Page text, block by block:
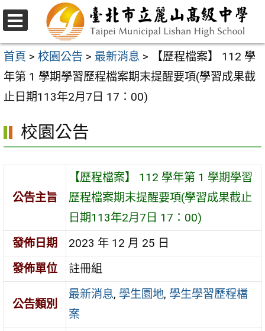
跳
至
主
要
內
區
選
單
首頁 > 校園公告 > 最新消息 >
【歷程檔案】 112 學
年第 1 學期學習歷程檔案期末提醒要項(學習成果截
止日期113年2月7日 17：00)
校園公告
公告主旨
【歷程檔案】 112 學年第 1 學期學習
歷程檔案期末提醒要項(學習成果截止
日期113年2月7日 17：00)
發佈日期
2023 年 12 月 25 日
發佈單位
註冊組
公告類別
最新消息, 學生園地, 學生學習歷程檔
案